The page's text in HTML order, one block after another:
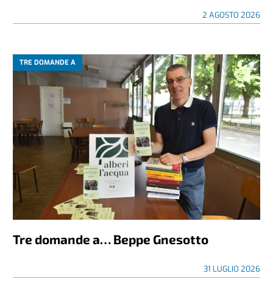
2 AGOSTO 2026
TRE DOMANDE A
Tre domande a… Beppe Gnesotto
31 LUGLIO 2026